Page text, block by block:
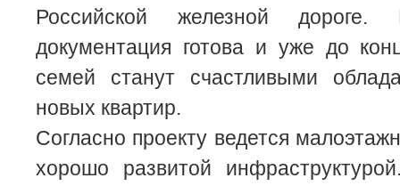
Российской железной дороге.
документация готова и уже до
семей станут счастливыми
новых квартир.
Согласно проекту ведется
хорошо развитой